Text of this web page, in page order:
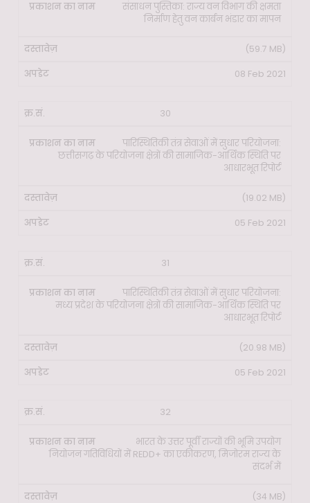
संसाधन पुस्तिका: राज्य वन विभाग की क्षमता
निर्माण हेतु वन कार्बन भंडार का मापन
(59.7 MB)
08 Feb 2021
30
पारिस्थितिकी तंत्र सेवाओं में सुधार परियोजना:
छत्तीसगढ़ के परियोजना क्षेत्रों की सामाजिक-आर्थिक स्थिति पर
आधारभूत रिपोर्ट
(19.02 MB)
05 Feb 2021
31
पारिस्थितिकी तंत्र सेवाओं में सुधार परियोजना:
मध्य प्रदेश के परियोजना क्षेत्रों की सामाजिक-आर्थिक स्थिति पर
आधारभूत रिपोर्ट
(20.98 MB)
05 Feb 2021
32
भारत के उत्तर पूर्वी राज्यों की भूमि उपयोग
नियोजन गतिविधियों में REDD+ का एकीकरण, मिजोरम राज्य के
संदर्भ में
(34 MB)